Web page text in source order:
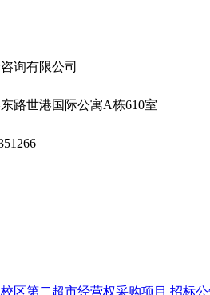
询有限公司
世港国际公寓A栋610室
区第二超市经营权采购项目 招标